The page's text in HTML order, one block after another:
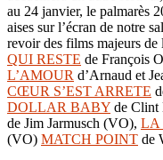
au 24 janvier, le palmarès
aises sur l’écran de notre
revoir des films majeurs de
QUI RESTE de François
L’AMOUR d’Arnaud et
CŒUR S’EST ARRETE
DOLLAR BABY de Clint
de Jim Jarmusch (VO), LA
(VO) MATCH POINT de